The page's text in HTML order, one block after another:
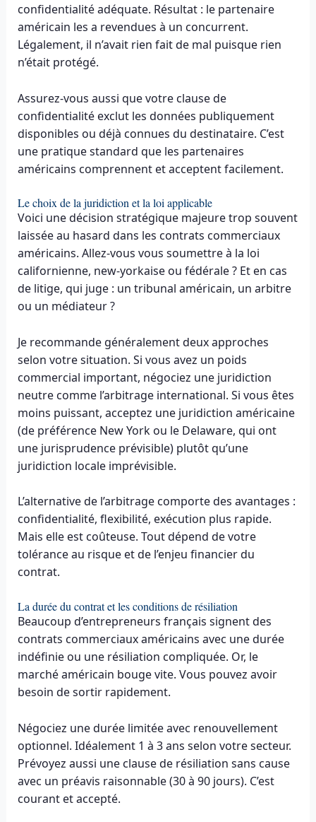
confidentialité adéquate. Résultat : le partenaire
américain les a revendues à un concurrent.
Légalement, il n’avait rien fait de mal puisque rien
n’était protégé.
Assurez-vous aussi que votre clause de
confidentialité exclut les données publiquement
disponibles ou déjà connues du destinataire. C’est
une pratique standard que les partenaires
américains comprennent et acceptent facilement.
Le choix de la juridiction et la loi applicable
Voici une décision stratégique majeure trop souvent
laissée au hasard dans les contrats commerciaux
américains. Allez-vous vous soumettre à la loi
californienne, new-yorkaise ou fédérale ? Et en cas
de litige, qui juge : un tribunal américain, un arbitre
ou un médiateur ?
Je recommande généralement deux approches
selon votre situation. Si vous avez un poids
commercial important, négociez une juridiction
neutre comme l’arbitrage international. Si vous êtes
moins puissant, acceptez une juridiction américaine
(de préférence New York ou le Delaware, qui ont
une jurisprudence prévisible) plutôt qu’une
juridiction locale imprévisible.
L’alternative de l’arbitrage comporte des avantages :
confidentialité, flexibilité, exécution plus rapide.
Mais elle est coûteuse. Tout dépend de votre
tolérance au risque et de l’enjeu financier du
contrat.
La durée du contrat et les conditions de résiliation
Beaucoup d’entrepreneurs français signent des
contrats commerciaux américains avec une durée
indéfinie ou une résiliation compliquée. Or, le
marché américain bouge vite. Vous pouvez avoir
besoin de sortir rapidement.
Négociez une durée limitée avec renouvellement
optionnel. Idéalement 1 à 3 ans selon votre secteur.
Prévoyez aussi une clause de résiliation sans cause
avec un préavis raisonnable (30 à 90 jours). C’est
courant et accepté.